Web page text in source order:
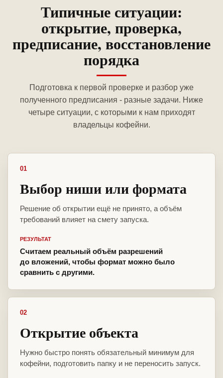
Типичные ситуации:
открытие, проверка,
предписание, восстановление
порядка
Подготовка к первой проверке и разбор уже
полученного предписания - разные задачи. Ниже
четыре ситуации, с которыми к нам приходят
владельцы кофейни.
01
Выбор ниши или формата
Решение об открытии ещё не принято, а объём
требований влияет на смету запуска.
РЕЗУЛЬТАТ
Считаем реальный объём разрешений
до вложений, чтобы формат можно было
сравнить с другими.
02
Открытие объекта
Нужно быстро понять обязательный минимум для
кофейни, подготовить папку и не переносить запуск.